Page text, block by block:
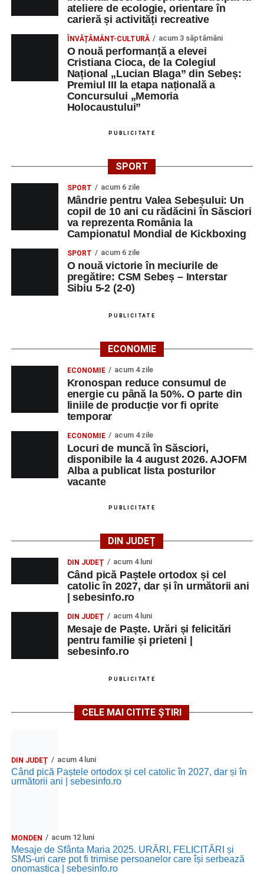
ateliere de ecologie, orientare în
carieră și activități recreative
ÎNVĂȚĂMÂNT-CULTURĂ acum 3 săptămâni
O nouă performanță a elevei
Cristiana Cioca, de la Colegiul
Național „Lucian Blaga” din Sebeș:
Premiul III la etapa națională a
Concursului „Memoria
Holocaustului”
PUBLICITATE
SPORT
SPORT acum 6 zile
Mândrie pentru Valea Sebeșului: Un
copil de 10 ani cu rădăcini în Săsciori
va reprezenta România la
Campionatul Mondial de Kickboxing
SPORT acum 6 zile
O nouă victorie în meciurile de
pregătire: CSM Sebeș – Interstar
Sibiu 5-2 (2-0)
PUBLICITATE
ECONOMIE
ECONOMIE acum 4 zile
Kronospan reduce consumul de
energie cu până la 50%. O parte din
liniile de producție vor fi oprite
temporar
ECONOMIE acum 4 zile
Locuri de muncă în Săsciori,
disponibile la 4 august 2026. AJOFM
Alba a publicat lista posturilor
vacante
PUBLICITATE
DIN JUDEȚ
DIN JUDEȚ acum 4 luni
Când pică Paștele ortodox și cel
catolic în 2027, dar și în următorii ani
| sebesinfo.ro
DIN JUDEȚ acum 4 luni
Mesaje de Paște. Urări și felicitări
pentru familie și prieteni |
sebesinfo.ro
PUBLICITATE
CELE MAI CITITE ȘTIRI
DIN JUDEȚ acum 4 luni
Când pică Paștele ortodox și cel catolic în 2027, dar și în
următorii ani | sebesinfo.ro
MONDEN acum 12 luni
Mesaje de Sfânta Maria 2025. URĂRI, FELICITĂRI și
SMS-uri care pot fi trimise persoanelor care își serbează
onomastica | sebesinfo.ro